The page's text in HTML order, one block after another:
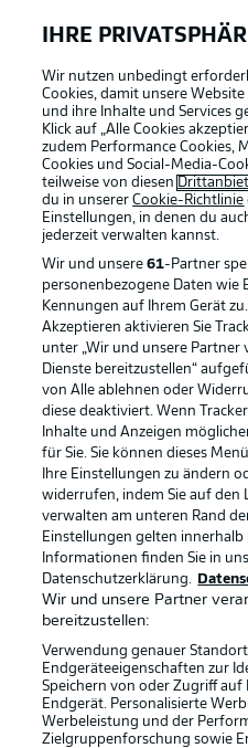
Rechtliche Hinweise
Datenschutz
Broadcaster
Jobs
Partner
Liveticker
IHRE
Wir nutzen unbedingt
Cookies, damit unsere
und ihre Inhalte und Services
Klick auf „Alle Cookies
zudem Performance Cookies,
Cookies und Social-Media-
teilweise von diesen
du in unsererCookie-Richtlinie
Einstellungen, in denen du
jederzeit verwalten kannst.
Wir und unsere61-Partner
personenbezogene Daten
Kennungen auf Ihrem Gerät
Akzeptieren aktivieren Sie
unter „Wir und unsere Partner
Dienste bereitzustellen“
von Alle ablehnen oder
diese deaktiviert. Wenn
Inhalte und Anzeigen
für Sie. Sie können dieses
Ihre Einstellungen zu ändern
widerrufen, indem Sie auf den
verwalten am unteren Rand
Einstellungen gelten innerhalb
Informationen finden Sie in
Datenschutzerklärung.
Wir und unsere Partner
bereitzustellen:
Verwendung genauer
Endgeräteeigenschaften zur
Speichern von oder Zugriff
Endgerät. Personalisierte
Werbeleistung und der
Zielgruppenforschung sowie